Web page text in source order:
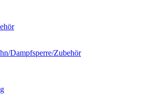
Dampfsperre/Zubehör